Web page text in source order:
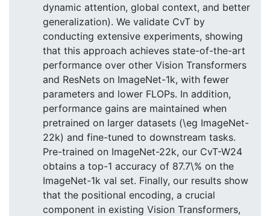
dynamic attention, global context, and better
generalization). We validate CvT by
conducting extensive experiments, showing
that this approach achieves state-of-the-art
performance over other Vision Transformers
and ResNets on ImageNet-1k, with fewer
parameters and lower FLOPs. In addition,
performance gains are maintained when
pretrained on larger datasets (\eg ImageNet-
22k) and fine-tuned to downstream tasks.
Pre-trained on ImageNet-22k, our CvT-W24
obtains a top-1 accuracy of 87.7\% on the
ImageNet-1k val set. Finally, our results show
that the positional encoding, a crucial
component in existing Vision Transformers,